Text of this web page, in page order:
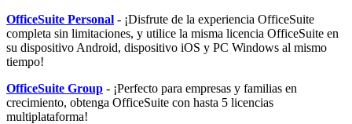
OfficeSuite Personal - ¡Disfrute de la experiencia OfficeSuite
completa sin limitaciones, y utilice la misma licencia OfficeSuite en
su dispositivo Android, dispositivo iOS y PC Windows al mismo
tiempo!
OfficeSuite Group - ¡Perfecto para empresas y familias en
crecimiento, obtenga OfficeSuite con hasta 5 licencias
multiplataforma!